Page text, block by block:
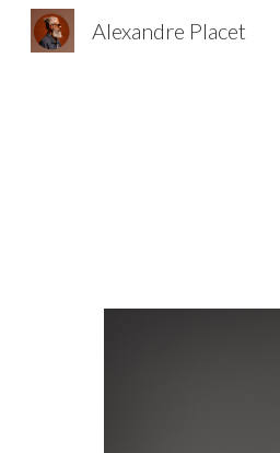
Alexandre Placet